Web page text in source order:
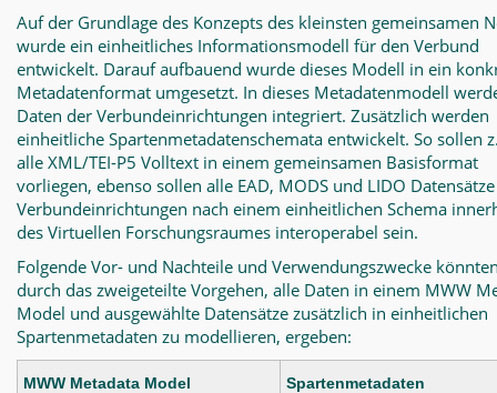
Auf der Grundlage des Konzepts des kleinsten gemeinsamen
wurde ein einheitliches Informationsmodell für den Verbund
entwickelt. Darauf aufbauend wurde dieses Modell in ein
Metadatenformat umgesetzt. In dieses Metadatenmodell
Daten der Verbundeinrichtungen integriert. Zusätzlich werden
einheitliche Spartenmetadatenschemata entwickelt. So sollen
alle XML/TEI-P5 Volltext in einem gemeinsamen Basisformat
vorliegen, ebenso sollen alle EAD, MODS und LIDO
Verbundeinrichtungen nach einem einheitlichen Schema
des Virtuellen Forschungsraumes interoperabel sein.
Folgende Vor- und Nachteile und Verwendungszwecke
durch das zweigeteilte Vorgehen, alle Daten in einem MWW
Model und ausgewählte Datensätze zusätzlich in einheitlichen
Spartenmetadaten zu modellieren, ergeben:
MWW Metadata Model Spartenmetadaten